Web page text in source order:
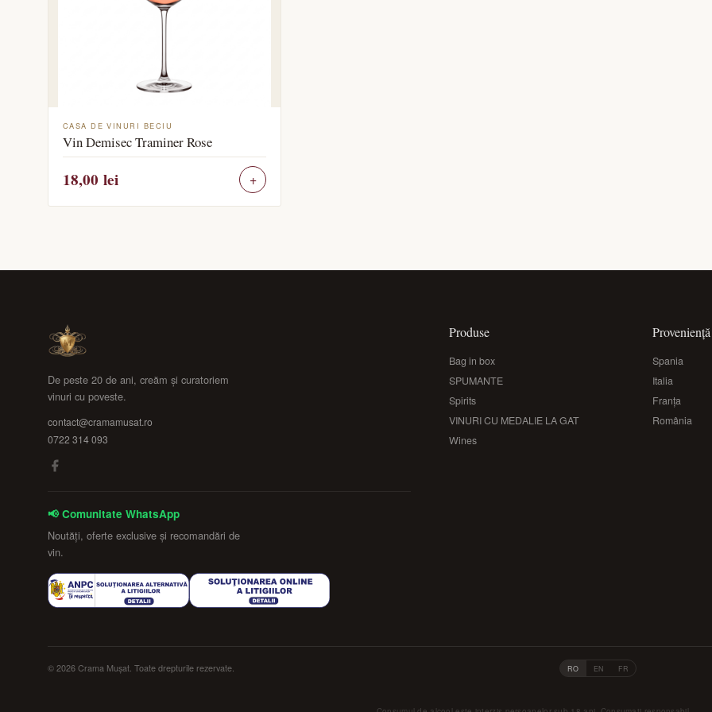
CASA DE VINURI BECIU
Vin Demisec Traminer Rose
18,00 lei
De peste 20 de ani, creăm și curatoriem
vinuri cu poveste.
contact@cramamusat.ro
0722 314 093
📢 Comunitate WhatsApp
Noutăți, oferte exclusive și recomandări de
vin.
Produse
Bag in box
SPUMANTE
Spirits
VINURI CU MEDALIE LA GAT
Wines
Proveniență
Spania
Italia
Franța
România
© 2026 Crama Mușat. Toate drepturile rezervate. RO EN FR